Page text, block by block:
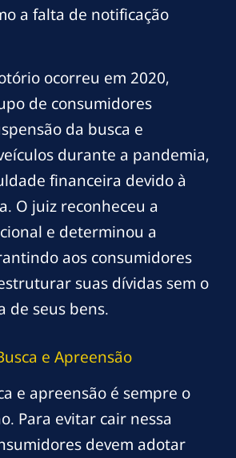
a falta de notificação
ocorreu em 2020,
de consumidores
da busca e
durante a pandemia,
financeira devido à
O juiz reconheceu a
e determinou a
aos consumidores
suas dívidas sem o
de seus bens.
e Apreensão
e apreensão é sempre o
Para evitar cair nessa
devem adotar